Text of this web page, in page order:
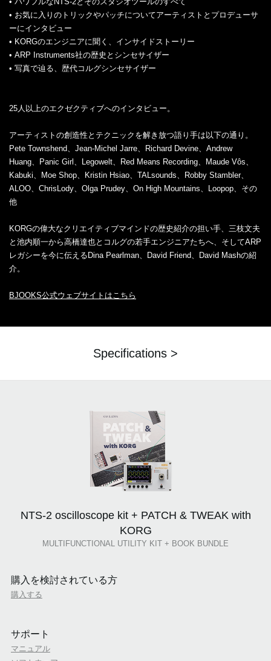
• お気に入りのトリックやパッチについてアーティストとプロデューサ
ーにインタビュー
• KORGのエンジニアに聞く、インサイドストーリー
• ARP Instruments社の歴史とシンセサイザー
• 写真で辿る、歴代コルグシンセサイザー
25人以上のエクゼクティブへのインタビュー。
アーティストの創造性とテクニックを解き放つ語り手は以下の通り。
Pete Townshend、Jean-Michel Jarre、Richard Devine、Andrew
Huang、Panic Girl、Legowelt、Red Means Recording、Maude Vôs、
Kabuki、Moe Shop、Kristin Hsiao、TALsounds、Robby Stambler、
ALOO、ChrisLody、Olga Prudey、On High Mountains、Loopop、その
他
KORGの偉大なクリエイティブマインドの歴史紹介の担い手、三枝文夫
と池内順一から高橋達也とコルグの若手エンジニアたちへ、そしてARP
レガシーを今に伝えるDina Pearlman、David Friend、David Mashの紹
介。
BJOOKS公式ウェブサイトはこちら
Specifications >
NTS-2 oscilloscope kit + PATCH & TWEAK with
KORG
MULTIFUNCTIONAL UTILITY KIT + BOOK BUNDLE
購入を検討されている方
購入する
サポート
マニュアル